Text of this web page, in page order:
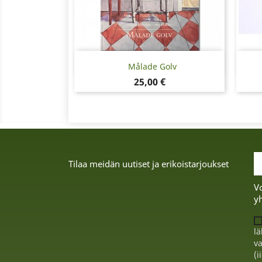
Målade Golv
Hinta
25,00 €
Pikakatselu
Tilaa meidän uutiset ja erikoistarjoukset